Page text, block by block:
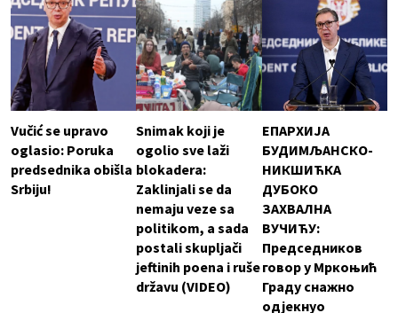
Vučić se upravo
oglasio: Poruka
predsednika obišla
Srbiju!
Snimak koji je
ogolio sve laži
blokadera:
Zaklinjali se da
nemaju veze sa
politikom, a sada
postali skupljači
jeftinih poena i ruše
državu (VIDEO)
ЕПАРХИЈА
БУДИМЉАНСКО-
НИКШИЋКА
ДУБОКО
ЗАХВАЛНА
ВУЧИЋУ:
Председников
говор у Мркоњић
Граду снажно
одјекнуо